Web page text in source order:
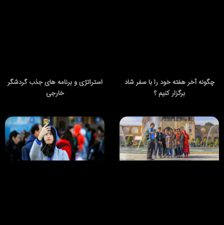
چگونه آخر هفته خود را با سفر شاد
برگزار کنیم ؟
استراتژی و برنامه های جذب گردشگر
خارجی